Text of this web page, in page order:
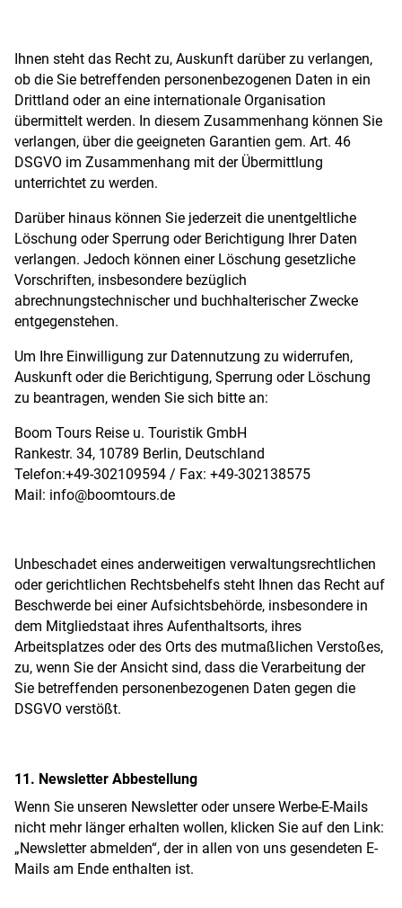
Ihnen steht das Recht zu, Auskunft darüber zu verlangen,
ob die Sie betreffenden personenbezogenen Daten in ein
Drittland oder an eine internationale Organisation
übermittelt werden. In diesem Zusammenhang können Sie
verlangen, über die geeigneten Garantien gem. Art. 46
DSGVO im Zusammenhang mit der Übermittlung
unterrichtet zu werden.
Darüber hinaus können Sie jederzeit die unentgeltliche
Löschung oder Sperrung oder Berichtigung Ihrer Daten
verlangen. Jedoch können einer Löschung gesetzliche
Vorschriften, insbesondere bezüglich
abrechnungstechnischer und buchhalterischer Zwecke
entgegenstehen.
Um Ihre Einwilligung zur Datennutzung zu widerrufen,
Auskunft oder die Berichtigung, Sperrung oder Löschung
zu beantragen, wenden Sie sich bitte an:
Boom Tours Reise u. Touristik GmbH
Rankestr. 34, 10789 Berlin, Deutschland
Telefon:+49-302109594 / Fax: +49-302138575
Mail: info@boomtours.de
Unbeschadet eines anderweitigen verwaltungsrechtlichen
oder gerichtlichen Rechtsbehelfs steht Ihnen das Recht auf
Beschwerde bei einer Aufsichtsbehörde, insbesondere in
dem Mitgliedstaat ihres Aufenthaltsorts, ihres
Arbeitsplatzes oder des Orts des mutmaßlichen Verstoßes,
zu, wenn Sie der Ansicht sind, dass die Verarbeitung der
Sie betreffenden personenbezogenen Daten gegen die
DSGVO verstößt.
11. Newsletter Abbestellung
Wenn Sie unseren Newsletter oder unsere Werbe-E-Mails
nicht mehr länger erhalten wollen, klicken Sie auf den Link:
„Newsletter abmelden“, der in allen von uns gesendeten E-
Mails am Ende enthalten ist.